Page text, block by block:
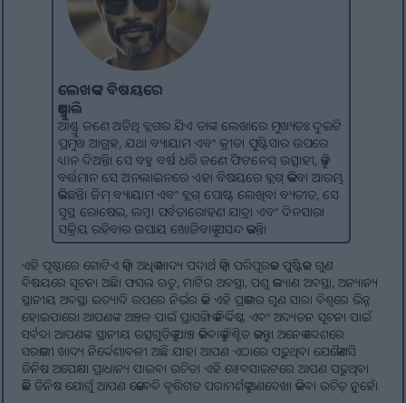
ଲେଖକଙ୍କ ବିଷୟରେ
ଆଣ୍ଡ୍ରୁ ଲି
ଆଣ୍ଡ୍ରୁ ଜଣେ ଅତିଥି ବ୍ଲଗର ଯିଏ ତାଙ୍କ ଲେଖାରେ ମୁଖ୍ୟତଃ ଦୁଇଟି
ପ୍ରମୁଖ ଆଗ୍ରହ, ଯଥା ବ୍ୟାୟାମ ଏବଂ କ୍ରୀଡା ପୁଷ୍ଟିସାର ଉପରେ
ଧ୍ୟାନ ଦିଅନ୍ତି। ସେ ବହୁ ବର୍ଷ ଧରି ଜଣେ ଫିଟନେସ୍ ଉତ୍ସାହୀ, କିନ୍ତୁ
ବର୍ତ୍ତମାନ ସେ ଅନଲାଇନରେ ଏହା ବିଷୟରେ ବ୍ଲଗ୍ କରିବା ଆରମ୍ଭ
କରିଛନ୍ତି। ଜିମ୍ ବ୍ୟାୟାମ ଏବଂ ବ୍ଲଗ୍ ପୋଷ୍ଟ ଲେଖିବା ବ୍ୟତୀତ, ସେ
ସୁସ୍ଥ ରୋଷେଇ, ଲମ୍ବା ପର୍ବତାରୋହଣ ଯାତ୍ରା ଏବଂ ଦିନସାରା
ସକ୍ରିୟ ରହିବାର ଉପାୟ ଖୋଜିବାକୁ ପସନ୍ଦ କରନ୍ତି।
ଏହି ପୃଷ୍ଠାରେ ଗୋଟିଏ କିମ୍ବା ଅଧିକ ଖାଦ୍ୟ ପଦାର୍ଥ କିମ୍ବା ପରିପୂରକର ପୁଷ୍ଟିକର ଗୁଣ
ବିଷୟରେ ସୂଚନା ଅଛି। ଫସଲ ଋତୁ, ମାଟିର ଅବସ୍ଥା, ପଶୁ କଲ୍ୟାଣ ଅବସ୍ଥା, ଅନ୍ୟାନ୍ୟ
ସ୍ଥାନୀୟ ଅବସ୍ଥା ଇତ୍ୟାଦି ଉପରେ ନିର୍ଭର କରି ଏହି ପ୍ରକାରର ଗୁଣ ସାରା ବିଶ୍ୱରେ ଭିନ୍ନ
ହୋଇପାରେ। ଆପଣଙ୍କ ଅଞ୍ଚଳ ପାଇଁ ପ୍ରାସଙ୍ଗିକ ନିର୍ଦ୍ଦିଷ୍ଟ ଏବଂ ଅଦ୍ୟତନ ସୂଚନା ପାଇଁ
ସର୍ବଦା ଆପଣଙ୍କ ସ୍ଥାନୀୟ ଉତ୍ସଗୁଡ଼ିକୁ ଯାଞ୍ଚ କରିବାକୁ ନିଶ୍ଚିତ କରନ୍ତୁ। ଅନେକ ଦେଶରେ
ସରକାରୀ ଖାଦ୍ୟ ନିର୍ଦ୍ଦେଶାବଳୀ ଅଛି ଯାହା ଆପଣ ଏଠାରେ ପଢ଼ୁଥିବା ଯେକୌଣସି
ଜିନିଷ ଅପେକ୍ଷା ପ୍ରାଧାନ୍ୟ ପାଇବା ଉଚିତ। ଏହି ୱେବସାଇଟରେ ଆପଣ ପଢ଼ୁଥିବା
କିଛି ଜିନିଷ ଯୋଗୁଁ ଆପଣ କେବେବି ବୃତ୍ତିଗତ ପରାମର୍ଶକୁ ଅଣଦେଖା କରିବା ଉଚିତ୍ ନୁହେଁ।